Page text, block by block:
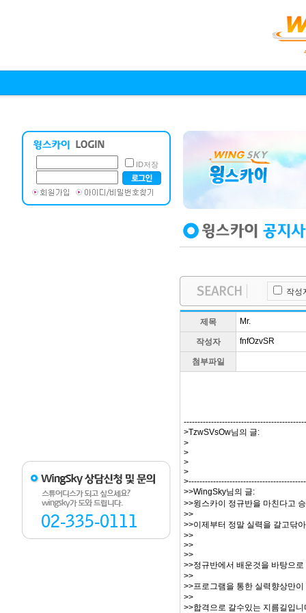
ID저장
작성
제목 Mr.
작성자 fnfOzvSR
첨부파일
>TzwSVsOw님의 글:
>
>
>
>
>>WingSky님의 글:
>>윙스카이 정규반을 마친다고
>>
>>이제부터 정말 실력을 갈고닦
>>
>>
>>
>>정규반에서 배운것을 바탕으
>>
>>프로그램을 통한 실력향상만이
>>
>>합격으로 갈수있는 지름길입니